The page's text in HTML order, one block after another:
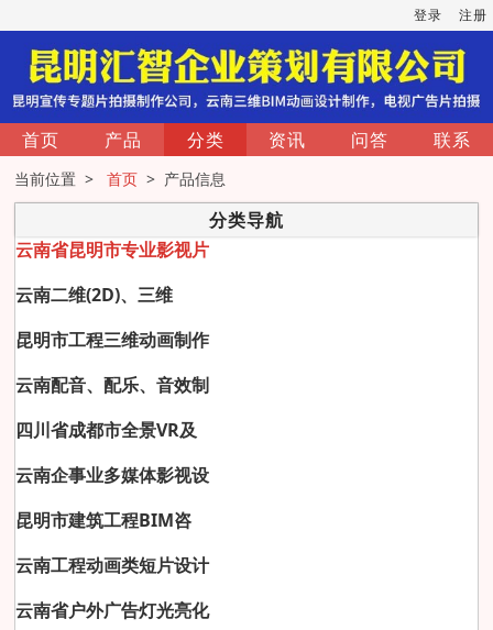
登录 注册
首页 产品 分类 资讯 问答 联系
当前位置 >首页 > 产品信息
分类导航
云南省昆明市专业影视片
云南二维(2D)、三维
昆明市工程三维动画制作
云南配音、配乐、音效制
四川省成都市全景VR及
云南企事业多媒体影视设
昆明市建筑工程BIM咨
云南工程动画类短片设计
云南省户外广告灯光亮化